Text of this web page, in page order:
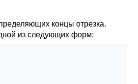
концы отрезка.
из следующих форм: